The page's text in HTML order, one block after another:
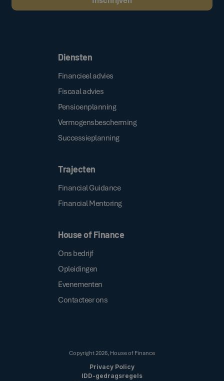
Diensten
Financieel advies
Fiscaal advies
Pensioenplanning
Vermogensbescherming
Successieplanning
Trajecten
Financial Guidance
Financial Mentoring
House of Finance
Ons bedrijf
Opleidingen
Evenementen
Contacteer ons
Copyright 2026, House of Finance
Privacy Policy
IDD-gedragsregels